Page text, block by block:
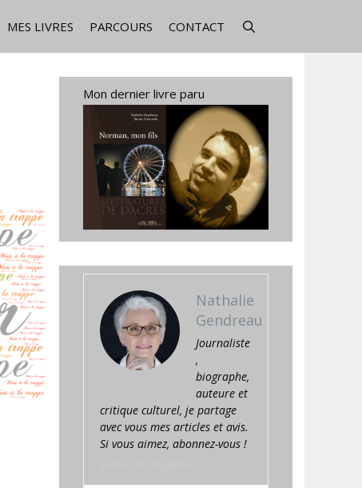
MES LIVRES PARCOURS CONTACT
Mon dernier livre paru
Nathalie
Gendreau
Journaliste
,
biographe,
auteure et
critique culturel, je partage
avec vous mes articles et avis.
Si vous aimez, abonnez-vous !